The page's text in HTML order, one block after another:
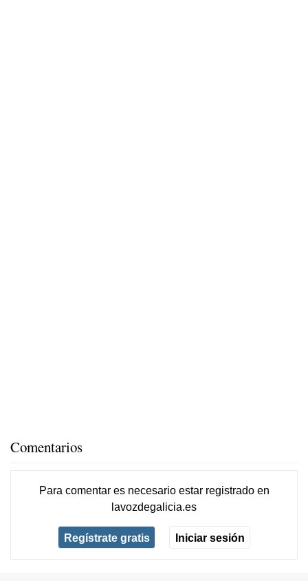
Comentarios
Para comentar es necesario estar registradoen
lavozdegalicia.es
Regístrate gratis Iniciar sesión